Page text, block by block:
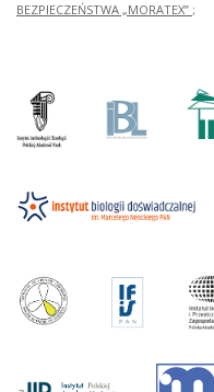
BEZPIECZEŃSTWA „MORATEX” ;